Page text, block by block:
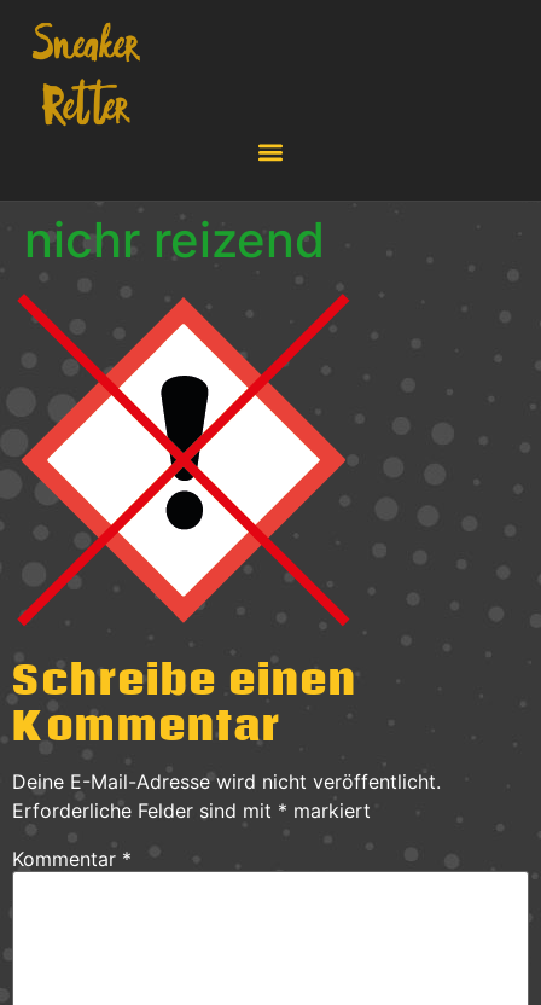
nichr reizend
Schreibe einen
Kommentar
Deine E-Mail-Adresse wird nicht veröffentlicht.
Erforderliche Felder sind mit * markiert
Kommentar *